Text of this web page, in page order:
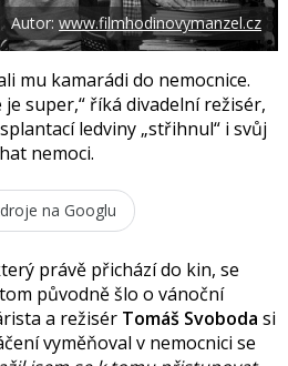
o
o
Autor:www.filmhodinovymanzel.cz
mu kamarádi do nemocnice.
super,“ říká divadelní režisér,
ledviny „střihnul“ i svůj
nemoci.
na Googlu
právě přichází do kin, se
původně šlo o vánoční
a režisér Tomáš Svoboda si
vyměňoval v nemocnici se